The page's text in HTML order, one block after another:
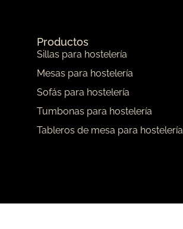
Productos
Sillas para hostelería
Mesas para hostelería
Sofás para hostelería
Tumbonas para hostelería
Tableros de mesa para hostelería